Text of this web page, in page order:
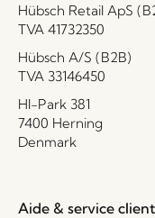
Hübsch Retail ApS
TVA 41732350
Hübsch A/S (B2B)
TVA 33146450
HI-Park 381
7400 Herning
Denmark
Aide & service client